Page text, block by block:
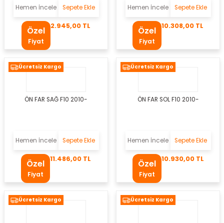
Hortumu
Hemen İncele Sepete Ekle
Özel
Fiyat
2.945,00 TL
Hemen İncele Sepete Ekle
Özel
Fiyat
10.308,00 TL
Ücretsiz Kargo
ÖN FAR SAĞ F10 2010-
Hemen İncele Sepete Ekle
Özel
Fiyat
11.486,00 TL
Ücretsiz Kargo
ÖN FAR SOL F10 2010-
Hemen İncele Sepete Ekle
Özel
Fiyat
10.930,00 TL
Ücretsiz Kargo Ücretsiz Kargo